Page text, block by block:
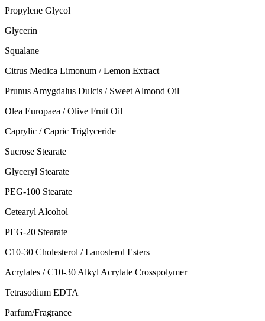
Propylene Glycol
Glycerin
Squalane
Citrus Medica Limonum / Lemon Extract
Prunus Amygdalus Dulcis / Sweet Almond Oil
Olea Europaea / Olive Fruit Oil
Caprylic / Capric Triglyceride
Sucrose Stearate
Glyceryl Stearate
PEG-100 Stearate
Cetearyl Alcohol
PEG-20 Stearate
C10-30 Cholesterol / Lanosterol Esters
Acrylates / C10-30 Alkyl Acrylate Crosspolymer
Tetrasodium EDTA
Parfum/Fragrance